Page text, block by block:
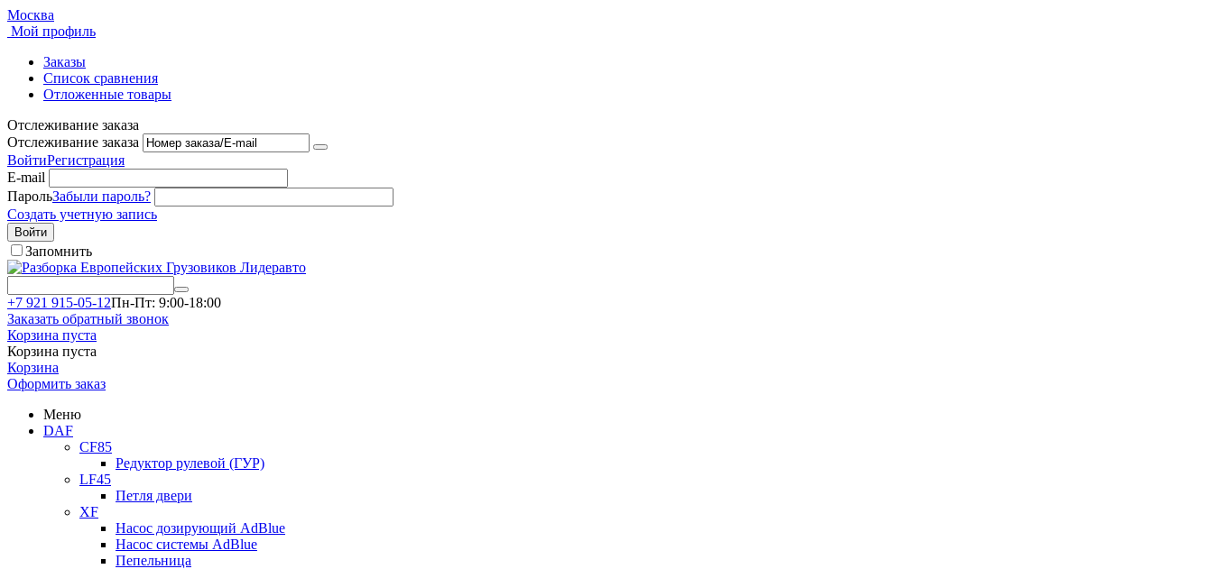
Москва
Мой профиль
Заказы
Список сравнения
Отложенные товары
Отслеживание заказа
Отслеживание заказа
ВойтиРегистрация
E-mail
ПарольЗабыли пароль?
Создать учетную запись
Войти
Запомнить
+7 921 915-05-12Пн-Пт: 9:00-18:00
Заказать обратный звонок
Корзина пуста
Корзина пуста
Корзина
Оформить заказ
Меню
DAF
CF85
Редуктор рулевой (ГУР)
LF45
Петля двери
XF
Насос дозирующий AdBlue
Насос системы AdBlue
Пепельница